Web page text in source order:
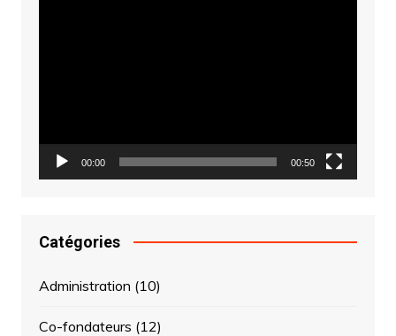
00:00 00:50
Catégories
Administration (10)
Co-fondateurs (12)